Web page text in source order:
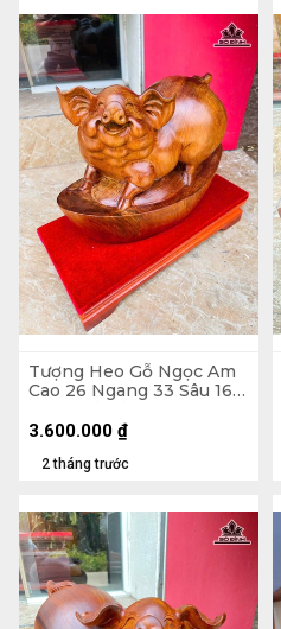
Tượng Heo Gỗ Ngọc Am
Cao 26 Ngang 33 Sâu 16
2 tháng trước
3.600.000 ₫